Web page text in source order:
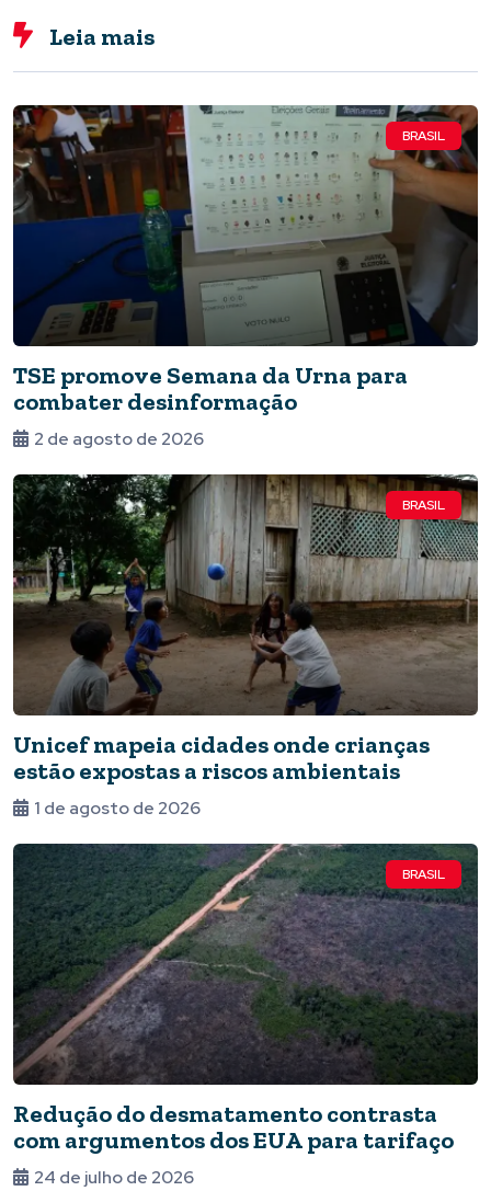
Leia mais
BRASIL
TSE promove Semana da Urna para
combater desinformação
2 de agosto de 2026
BRASIL
Unicef mapeia cidades onde crianças
estão expostas a riscos ambientais
1 de agosto de 2026
BRASIL
Redução do desmatamento contrasta
com argumentos dos EUA para tarifaço
24 de julho de 2026